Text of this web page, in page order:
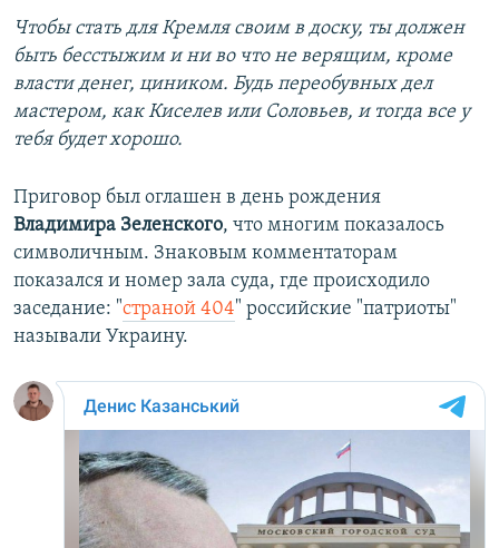
Чтобы стать для Кремля своим в доску, ты должен
быть бесстыжим и ни во что не верящим, кроме
власти денег, циником. Будь переобувных дел
мастером, как Киселев или Соловьев, и тогда все у
тебя будет хорошо.
Приговор был оглашен в день рождения
Владимира Зеленского, что многим показалось
символичным. Знаковым комментаторам
показался и номер зала суда, где происходило
заседание: "страной 404" российские "патриоты"
называли Украину.